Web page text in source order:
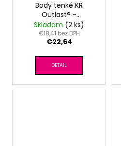
Body tenké KR
Outlast® -
sv.marhuľová
Skladom (2 ks)
€18,41 bez DPH
€22,64
DETAIL